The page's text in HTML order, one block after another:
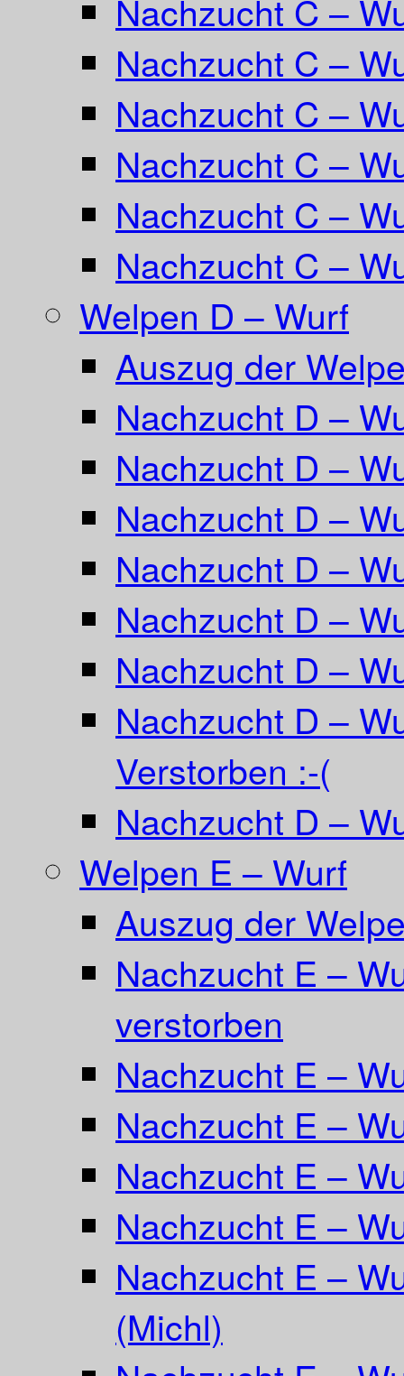
Nachzucht C –
Nachzucht C –
Nachzucht C –
Nachzucht C –
Nachzucht C –
Nachzucht C –
Welpen D – Wurf
Auszug der
Nachzucht D –
Nachzucht D –
Nachzucht D –
Nachzucht D –
Nachzucht D –
Nachzucht D –
Nachzucht D –
Verstorben :-(
Nachzucht D –
Welpen E – Wurf
Auszug der
Nachzucht E –
verstorben
Nachzucht E –
Nachzucht E –
Nachzucht E –
Nachzucht E –
Nachzucht E –
(Michl)